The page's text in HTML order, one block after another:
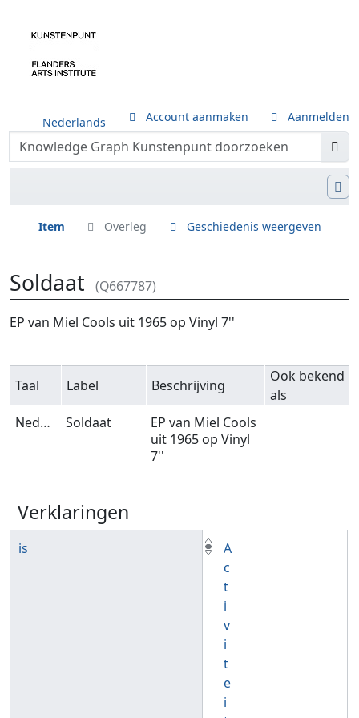
Nederlands Account aanmaken Aanmelden
Item Overleg Geschiedenis weergeven
Soldaat (Q667787)
Ga naar:navigatie ,zoeken
EP van Miel Cools uit 1965 op Vinyl 7''
Taal Label Beschrijving
Ook bekend
als
Nederlands
Soldaat
EP van Miel Cools
uit 1965 op Vinyl
7''
Verklaringen
is
A
c
t
i
v
i
t
e
i